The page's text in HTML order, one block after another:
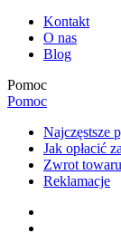
Kontakt
O nas
Blog
Pomoc
Pomoc
Najczęstsze
Jak opłacić
Zwrot towaru
Reklamacje